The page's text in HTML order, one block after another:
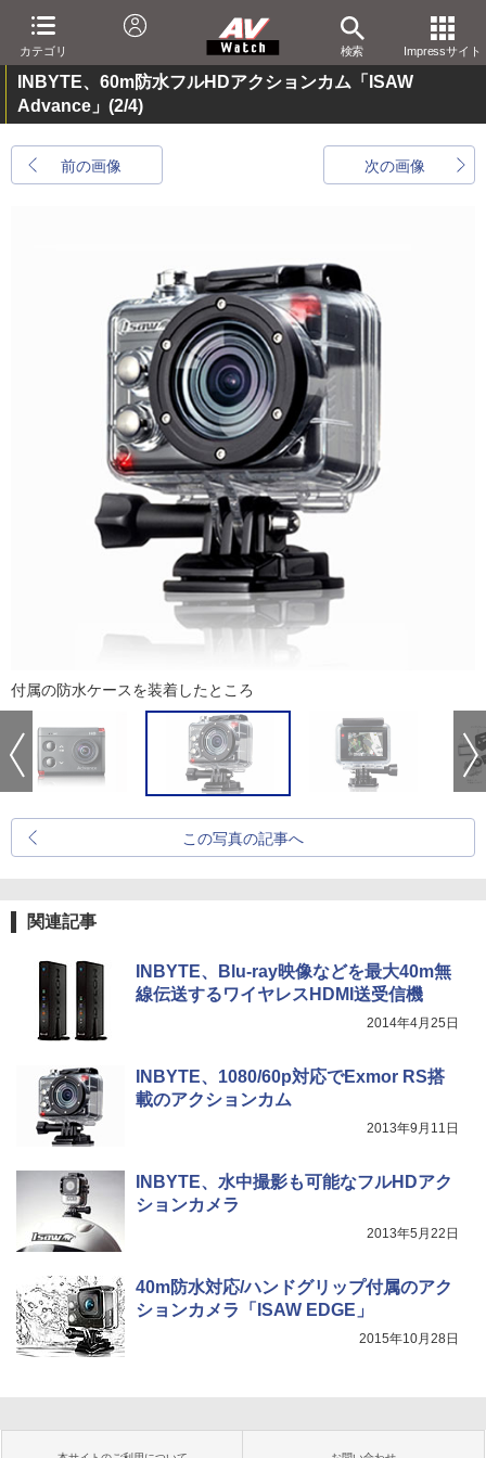
カテゴリ 検索 Impressサイト
INBYTE、60m防水フルHDアクションカム「ISAW
Advance」 (2/4)
前の画像 次の画像
付属の防水ケースを装着したところ
この写真の記事へ
関連記事
INBYTE、Blu-ray映像などを最大40m無
線伝送するワイヤレスHDMI送受信機
2014年4月25日
INBYTE、1080/60p対応でExmor RS搭
載のアクションカム
2013年9月11日
INBYTE、水中撮影も可能なフルHDアク
ションカメラ
2013年5月22日
40m防水対応/ハンドグリップ付属のアク
ションカメラ「ISAW EDGE」
2015年10月28日